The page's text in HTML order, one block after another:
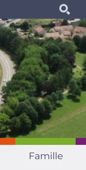
Famille